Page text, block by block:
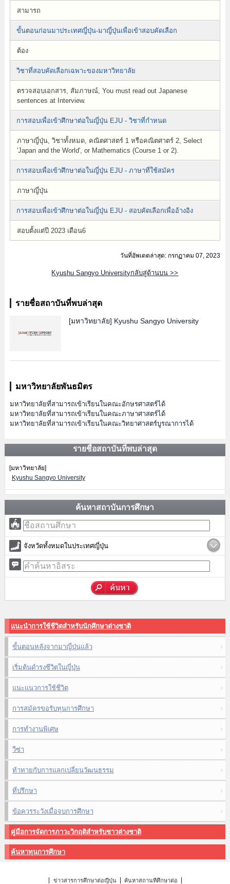
สามารถ
ขั้นตอนก่อนมาประเทศญี่ปุ่น-มาญี่ปุ่นเพื่อเข้าสอบคัดเลือก
ต้อง
วิชาที่สอบคัดเลือกเฉพาะของมหาวิทยาลัย
ตรวจสอบเอกสาร, สัมภาษณ์, You must read out Japanese
sentences at Interview.
การสอบเพื่อเข้าศึกษาต่อในญี่ปุ่น EJU - วิชาที่กำหนด
ภาษาญี่ปุ่น, วิชาทั้งหมด, คณิตศาสตร์ 1 หรือคณิตศาตร์ 2, Select
'Japan and the World', or Mathematics (Course 1 or 2).
การสอบเพื่อเข้าศึกษาต่อในญี่ปุ่น EJU - ภาษาที่ใช้สมัคร
ภาษาญี่ปุ่น
การสอบเพื่อเข้าศึกษาต่อในญี่ปุ่น EJU - สอบคัดเลือกเพื่ออ้างอิง
สอบตั้งแต่ปี 2023 เดือน6
วันที่อัพเดตล่าสุด: กรกฏาคม 07, 2023
Kyushu Sangyo Universityกลับสู่ด้านบน >>
รายชื่อสถาบันที่พบล่าสุด
[มหาวิทยาลัย] Kyushu Sangyo University
มหาวิทยาลัยพันธมิตร
มหาวิทยาลัยที่สามารถเข้าเรียนในคณะอักษรศาสตร์ได้
มหาวิทยาลัยที่สามารถเข้าเรียนในคณะภาษาศาสตร์ได้
มหาวิทยาลัยที่สามารถเข้าเรียนในคณะวิทยาศาสตร์บูรณาการได้
รายชื่อสถาบันที่พบล่าสุด
[มหาวิทยาลัย]
Kyushu Sangyo University
ค้นหาสถาบันการศึกษา
จังหวัดทั้งหมดในประเทศญี่ปุ่น
แนะนำการใช้ชีวิตสำหรับนักศึกษาต่างชาติ
ขั้นตอนหลังจากมาญี่ปุ่นแล้ว
เริ่มต้นดำรงชีวิตในญี่ปุ่น
แนะแนวการใช้ชีวิต
การสมัครขอรับทุนการศึกษา
การทำงานพิเศษ
วีซ่า
ท้าทายกับการแลกเปลี่ยนวัฒนธรรม
ที่ปรึกษา
ข้อควรระวังเมื่อจบการศึกษา
คู่มือการจัดการภาวะวิกฤติสำหรับชาวต่างชาติ
ค้นหาทุนการศึกษา
ข่าวสารการศึกษาต่อญี่ปุ่น
ค้นหาสถานที่ศึกษาต่อ